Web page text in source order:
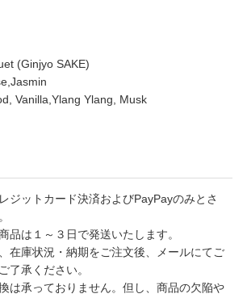
(Ginjyo SAKE)
Vanilla,Ylang Ylang, Musk
ジットカード決済およびPayPayのみとさ
品は１～３日で発送いたします。
在庫状況・納期をご注文後、メールにてご
了承ください。
は承っておりません。但し、商品の欠陥や